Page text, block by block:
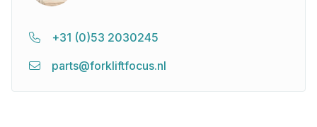
+31 (0)53 2030245
parts@forkliftfocus.nl